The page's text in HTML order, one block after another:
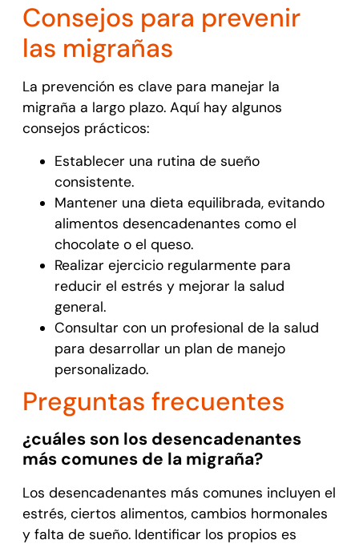
Consejos para prevenir
las migrañas
La prevención es clave para manejar la
migraña a largo plazo. Aquí hay algunos
consejos prácticos:
Establecer una rutina de sueño
consistente.
Mantener una dieta equilibrada, evitando
alimentos desencadenantes como el
chocolate o el queso.
Realizar ejercicio regularmente para
reducir el estrés y mejorar la salud
general.
Consultar con un profesional de la salud
para desarrollar un plan de manejo
personalizado.
Preguntas frecuentes
¿cuáles son los desencadenantes
más comunes de la migraña?
Los desencadenantes más comunes incluyen el
estrés, ciertos alimentos, cambios hormonales
y falta de sueño. Identificar los propios es